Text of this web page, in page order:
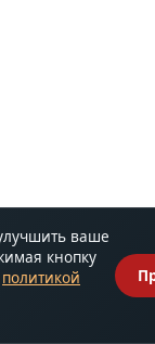
ваше
кнопку
политикой